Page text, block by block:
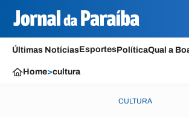
Últimas NotíciasEsportesPolíticaQual a
Home>cultura
CULTURA